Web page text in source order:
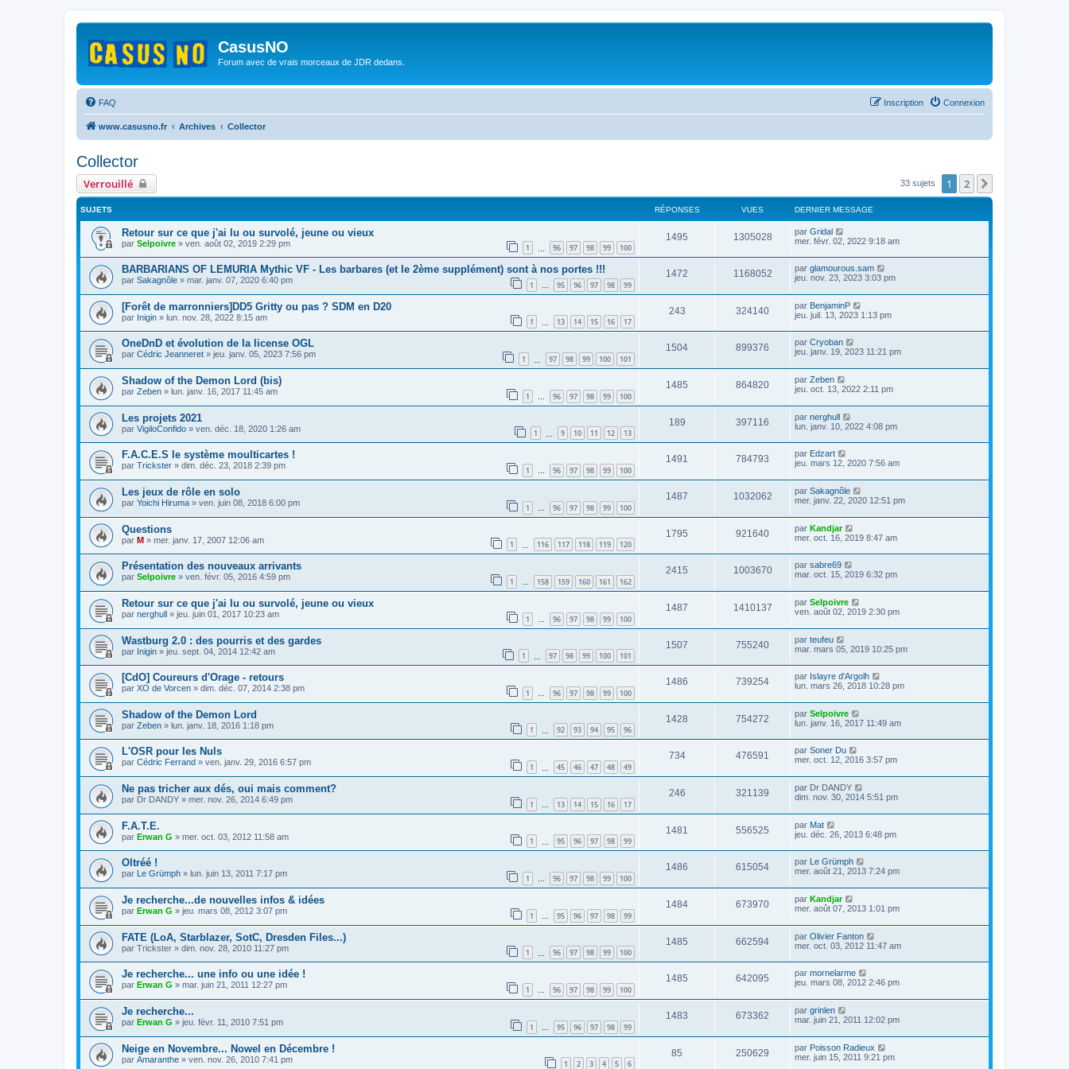
CasusNO
Forum avec de vrais morceaux de JDR dedans.
FAQ Connexion
Inscription
www.casusno.fr Archives Collector
Collector
Verrouillé 33 sujets 1 2
SUJETS RÉPONSES VUES DERNIER MESSAGE
Retour sur ce que j'ai lu ou survolé, jeune ou vieux
par Selpoivre » ven. août 02, 2019 2:29 pm 1 96 97 98 99 100
1495 1305028 par Gridal
mer. févr. 02, 2022 9:18 am
BARBARIANS OF LEMURIA Mythic VF - Les barbares (et le 2ème supplément) sont à nos portes !!!
par Sakagnôle » mar. janv. 07, 2020 6:40 pm 1 … 95 96 97 98 99
1472 1168052 par glamourous.sam
jeu. nov. 23, 2023 3:03 pm
[Forêt de marronniers]DD5 Gritty ou pas ? SDM en D20
par Inigin » lun. nov. 28, 2022 8:15 am 1 13 14 15 16 17
243 324140 par BenjaminP
jeu. juil. 13, 2023 1:13 pm
OneDnD et évolution de la license OGL
par Cédric Jeanneret » jeu. janv. 05, 2023 7:56 pm 1 97 98 99 100 101
1504 899376 par Cryoban
jeu. janv. 19, 2023 11:21 pm
Shadow of the Demon Lord (bis)
par Zeben » lun. janv. 16, 2017 11:45 am 1 … 96 97 98 99 100
1485 864820 par Zeben
jeu. oct. 13, 2022 2:11 pm
Les projets 2021
par VigiloConfido » ven. déc. 18, 2020 1:26 am 1 9 10 11 12 13
189 397116 par nerghull
lun. janv. 10, 2022 4:08 pm
F.A.C.E.S le système moulticartes !
par Trickster » dim. déc. 23, 2018 2:39 pm 1 … 96 97 98 99 100
1491 784793 par Edzart
jeu. mars 12, 2020 7:56 am
Les jeux de rôle en solo
par Yoichi Hiruma » ven. juin 08, 2018 6:00 pm 1 … 96 97 98 99 100
1487 1032062 par Sakagnôle
mer. janv. 22, 2020 12:51 pm
Questions
par M » mer. janv. 17, 2007 12:06 am 1 116 117 118 119 120
1795 921640 par Kandjar
mer. oct. 16, 2019 8:47 am
Présentation des nouveaux arrivants
par Selpoivre » ven. févr. 05, 2016 4:59 pm 1 … 158 159 160 161 162
2415 1003670 par sabre69
mar. oct. 15, 2019 6:32 pm
Retour sur ce que j'ai lu ou survolé, jeune ou vieux
par nerghull » jeu. juin 01, 2017 10:23 am 1 … 96 97 98 99 100
1487 1410137 par Selpoivre
ven. août 02, 2019 2:30 pm
Wastburg 2.0 : des pourris et des gardes
par Inigin » jeu. sept. 04, 2014 12:42 am 1 97 98 99 100 101
1507 755240 par teufeu
mar. mars 05, 2019 10:25 pm
[CdO] Coureurs d'Orage - retours
par XO de Vorcen » dim. déc. 07, 2014 2:38 pm 1 … 96 97 98 99 100
1486 739254 par Islayre d'Argolh
lun. mars 26, 2018 10:28 pm
Shadow of the Demon Lord
par Zeben » lun. janv. 18, 2016 1:18 pm 1 92 93 94 95 96
1428 754272 par Selpoivre
lun. janv. 16, 2017 11:49 am
L'OSR pour les Nuls
par Cédric Ferrand » ven. janv. 29, 2016 6:57 pm 1 45 46 47 48 49
734 476591 par Soner Du
mer. oct. 12, 2016 3:57 pm
Ne pas tricher aux dés, oui mais comment?
par Dr DANDY » mer. nov. 26, 2014 6:49 pm 1 … 13 14 15 16 17
246 321139 par Dr DANDY
dim. nov. 30, 2014 5:51 pm
F.A.T.E.
par Erwan G » mer. oct. 03, 2012 11:58 am 1 95 96 97 98 99
1481 556525 par Mat
jeu. déc. 26, 2013 6:48 pm
Oltréé !
par Le Grümph » lun. juin 13, 2011 7:17 pm 1 … 96 97 98 99 100
1486 615054 par
Le Grümph
mer. août 21, 2013 7:24 pm
Je recherche...de nouvelles infos & idées
par Erwan G » jeu. mars 08, 2012 3:07 pm 1 … 95 96 97 98 99
1484 673970 par Kandjar
mer. août 07, 2013 1:01 pm
FATE (LoA, Starblazer, SotC, Dresden Files...)
par Trickster » dim. nov. 28, 2010 11:27 pm 1 96 97 98 99 100
1485 662594 par Olivier Fanton
mer. oct. 03, 2012 11:47 am
Je recherche... une info ou une idée !
par Erwan G » mar. juin 21, 2011 12:27 pm 1 … 96 97 98 99 100
1485 642095 par mornelarme
jeu. mars 08, 2012 2:46 pm
Je recherche...
par Erwan G » jeu. févr. 11, 2010 7:51 pm 1 … 95 96 97 98 99
1483 673362 par grinlen
mar. juin 21, 2011 12:02 pm
Neige en Novembre... Nowel en Décembre !
par Amaranthe » ven. nov. 26, 2010 7:41 pm 1 2 3 4 5 6
85 250629 par Poisson Radieux
mer. juin 15, 2011 9:21 pm